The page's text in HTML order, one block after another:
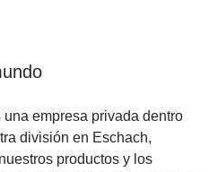
empresa privada dentro
división en Eschach,
productos y los